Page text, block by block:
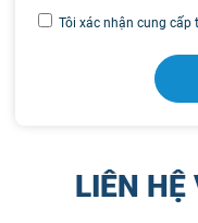
Tôi xác nhận cung cấp
LIÊN HỆ